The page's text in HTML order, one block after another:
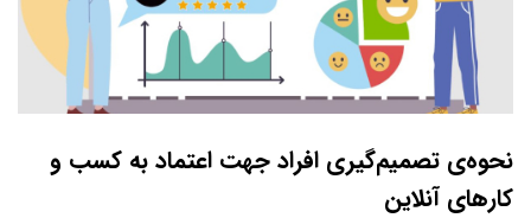
نحوه‌ی تصمیم‌گیری افراد جهت اعتماد به کسب و
کارهای آنلاین